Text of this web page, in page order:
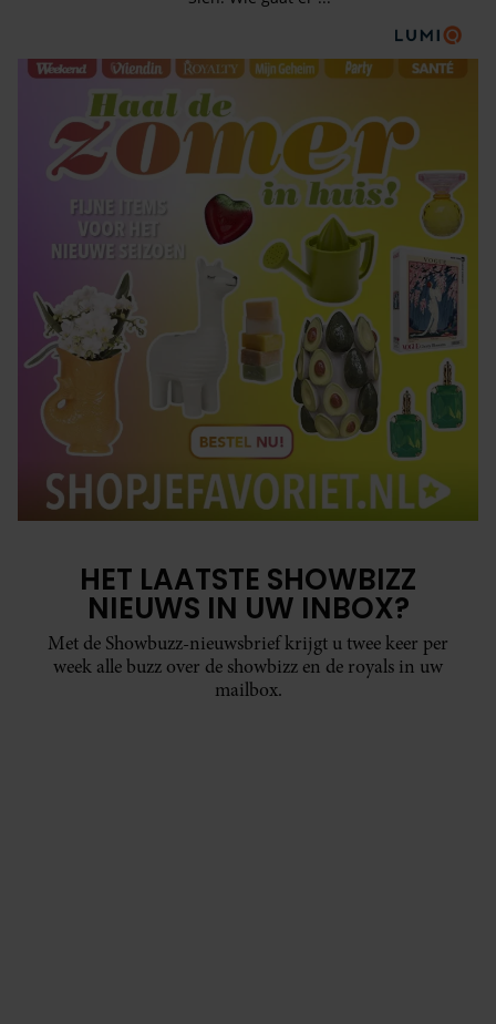
HET LAATSTE SHOWBIZZ
NIEUWS IN UW INBOX?
Met de Showbuzz-nieuwsbrief krijgt u twee keer per
week alle buzz over de showbizz en de royals in uw
mailbox.